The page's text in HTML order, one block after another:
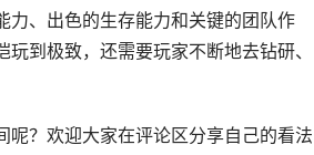
力、出色的生存能力和关键的团队作
到极致，还需要玩家不断地去钻研、
？欢迎大家在评论区分享自己的看法